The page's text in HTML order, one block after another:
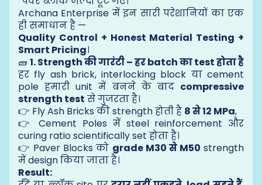
Archana Enterprise में इन सारी परेशानियों का एक
ही समाधान है —
Quality Control + Honest Material Testing +
Smart Pricing।
🧱 1. Strength की गारंटी – हर batch का test होता है
हर fly ash brick, interlocking block या cement
pole हमारी unit में बनने के बाद compressive
strength test से गुजरता है।
👉 Fly Ash Bricks की strength होती है 8 से 12 MPa,
👉 Cement Poles में steel reinforcement और
curing ratio scientifically set होता है।
👉 Paver Blocks को grade M30 से M50 strength
में design किया जाता है।
Result: